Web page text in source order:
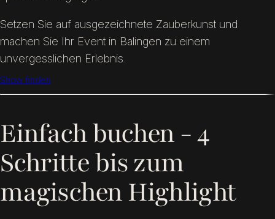
Setzen Sie auf ausgezeichnete Zauberkunst und
machen Sie Ihr Event in Balingen zu einem
unvergesslichen Erlebnis.
Show finden
Einfach buchen - 4
Schritte bis zum
magischen Highlight